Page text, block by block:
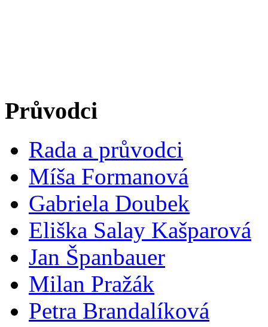
Průvodci
Rada a průvodci
Míša Formanová
Gabriela Doubek
Eliška Salay Kašparová
Jan Španbauer
Milan Pražák
Petra Brandalíková